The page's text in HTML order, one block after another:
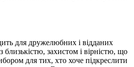
для дружелюбних і відданих
близькістю, захистом і вірністю, що
для тих, хто хоче підкреслити